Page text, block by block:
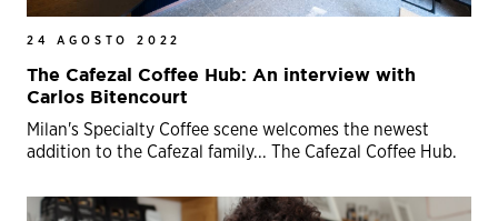
24 AGOSTO 2022
The Cafezal Coffee Hub: An interview with
Carlos Bitencourt
Milan's Specialty Coffee scene welcomes the newest
addition to the Cafezal family... The Cafezal Coffee Hub.